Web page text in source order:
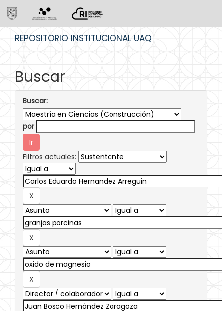
REPOSITORIO INSTITUCIONAL UAQ
Buscar
Buscar:
por
Filtros actuales: